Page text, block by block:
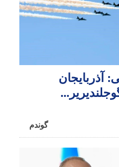
آذربایجان
گوندم